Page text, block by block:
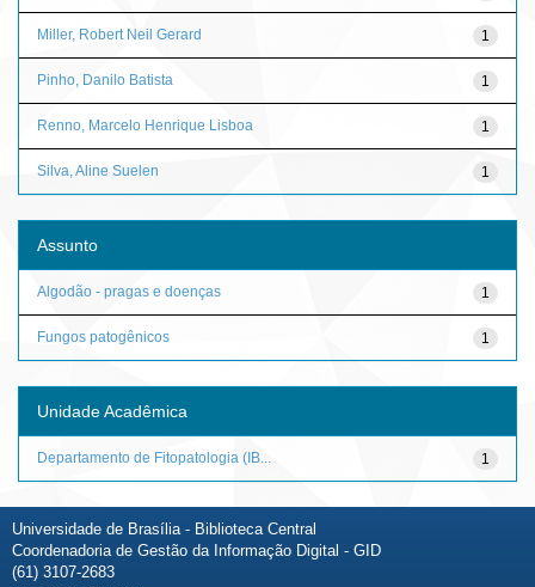
1
Miller, Robert Neil Gerard
1
Pinho, Danilo Batista
1
Renno, Marcelo Henrique Lisboa
1
Silva, Aline Suelen
Assunto
1
Algodão - pragas e doenças
1
Fungos patogênicos
Unidade Acadêmica
1
Departamento de Fitopatologia (IB...
Universidade de Brasília - Biblioteca Central
Coordenadoria de Gestão da Informação Digital - GID
(61) 3107-2683